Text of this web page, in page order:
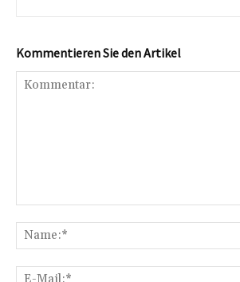
Kommentieren Sie den Artikel